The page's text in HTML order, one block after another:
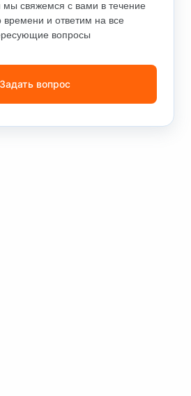
свяжемся с вами в течение
времени и ответим на все
вопросы
Задать вопрос